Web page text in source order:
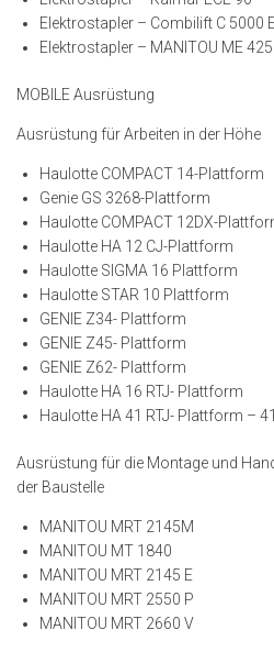
Elektrostapler – Combilift C 5000
Elektrostapler – MANITOU ME
MOBILE Ausrüstung
Ausrüstung für Arbeiten in der Höhe
Haulotte COMPACT 14-Plattform
Genie GS 3268-Plattform
Haulotte COMPACT 12DX-
Haulotte HA 12 CJ-Plattform
Haulotte SIGMA 16 Plattform
Haulotte STAR 10 Plattform
GENIE Z34- Plattform
GENIE Z45- Plattform
GENIE Z62- Plattform
Haulotte HA 16 RTJ- Plattform
Haulotte HA 41 RTJ- Plattform –
Ausrüstung für die Montage und
der Baustelle
MANITOU MRT 2145M
MANITOU MT 1840
MANITOU MRT 2145 E
MANITOU MRT 2550 P
MANITOU MRT 2660 V